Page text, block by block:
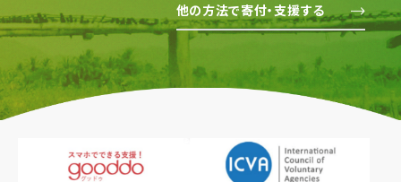
他の方法で寄付・支援する